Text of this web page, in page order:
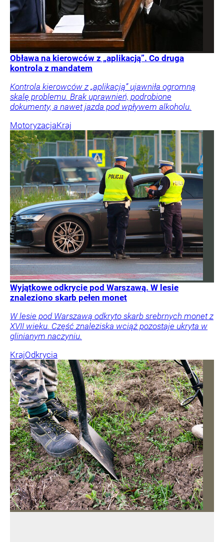
Obława na kierowców z „aplikacją”. Co druga
kontrola z mandatem
Kontrola kierowców z „aplikacją” ujawniła ogromną
skalę problemu. Brak uprawnień, podrobione
dokumenty, a nawet jazda pod wpływem alkoholu.
MotoryzacjaKraj
Wyjątkowe odkrycie pod Warszawą. W lesie
znaleziono skarb pełen monet
W lesie pod Warszawą odkryto skarb srebrnych monet z
XVII wieku. Część znaleziska wciąż pozostaje ukryta w
glinianym naczyniu.
KrajOdkrycia